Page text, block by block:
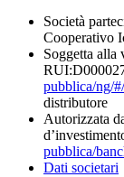
Società
Cooperativo
Soggetta
pubblica/ng/
distributore
Autorizzata
pubblica/
Dati societari